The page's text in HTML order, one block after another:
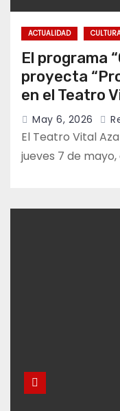
ACTUALIDAD
El programa
proyecta
en el Teatro
May 6, 2026
El Teatro Vital
jueves 7 de mayo,